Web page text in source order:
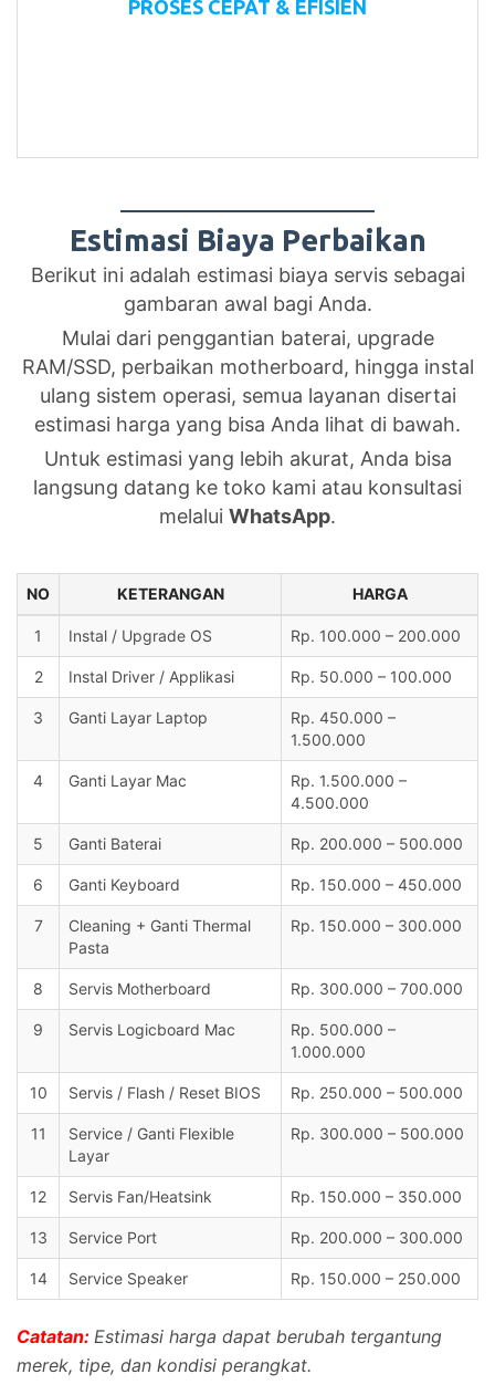
PROSES CEPAT & EFISIEN
Estimasi Biaya Perbaikan
Berikut ini adalah estimasi biaya servis sebagai
gambaran awal bagi Anda.
Mulai dari penggantian baterai, upgrade
RAM/SSD, perbaikan motherboard, hingga instal
ulang sistem operasi, semua layanan disertai
estimasi harga yang bisa Anda lihat di bawah.
Untuk estimasi yang lebih akurat, Anda bisa
langsung datang ke toko kami atau konsultasi
melalui WhatsApp.
NO KETERANGAN HARGA
1 Instal / Upgrade OS Rp. 100.000 – 200.000
2 Instal Driver / Applikasi Rp. 50.000 – 100.000
3 Ganti Layar Laptop
Rp. 450.000 –
1.500.000
4 Ganti Layar Mac
Rp. 1.500.000 –
4.500.000
5 Ganti Baterai Rp. 200.000 – 500.000
6 Ganti Keyboard Rp. 150.000 – 450.000
7
Cleaning + Ganti Thermal
Pasta
Rp. 150.000 – 300.000
8 Servis Motherboard Rp. 300.000 – 700.000
9 Servis Logicboard Mac
Rp. 500.000 –
1.000.000
10 Servis / Flash / Reset BIOS Rp. 250.000 – 500.000
11
Service / Ganti Flexible
Layar
Rp. 300.000 – 500.000
12 Servis Fan/Heatsink Rp. 150.000 – 350.000
13 Service Port Rp. 200.000 – 300.000
14 Service Speaker Rp. 150.000 – 250.000
Catatan: Estimasi harga dapat berubah tergantung
merek, tipe, dan kondisi perangkat.